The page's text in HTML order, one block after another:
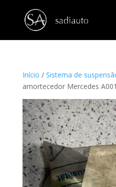
Início / Sistema de
amortecedor Mercedes